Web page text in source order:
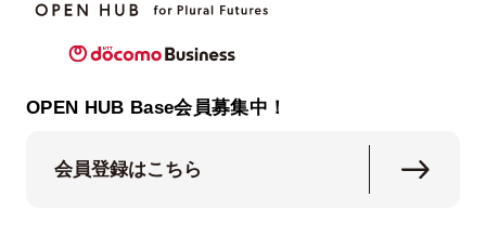
OPEN HUB Base会員募集中！
会員登録はこちら